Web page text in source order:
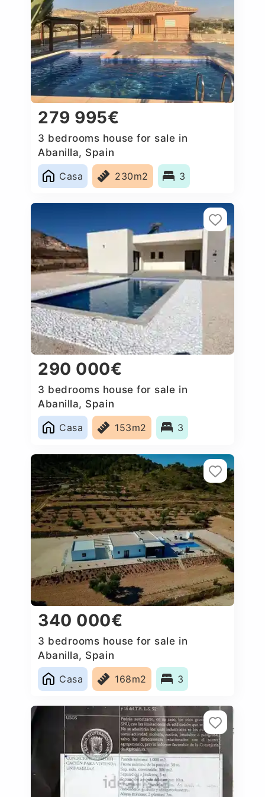
279 995€
3 bedrooms house for sale in
Abanilla, Spain
Casa
230m2 3
290 000€
3 bedrooms house for sale in
Abanilla, Spain
Casa
153m2 3
340 000€
3 bedrooms house for sale in
Abanilla, Spain
Casa
168m2 3